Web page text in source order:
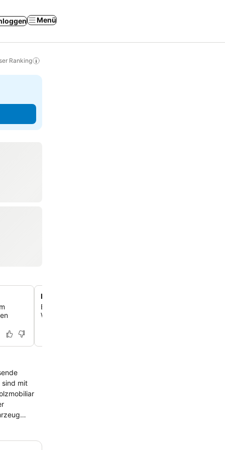
Menü
Ranking
Nähe zu Trogir mit dem Wassertaxi
Erkunden Sie die antike Stadt Trogir ganz bequem mit
Wassertaxi, das sich in unmittelbarer Nähe des Hotels